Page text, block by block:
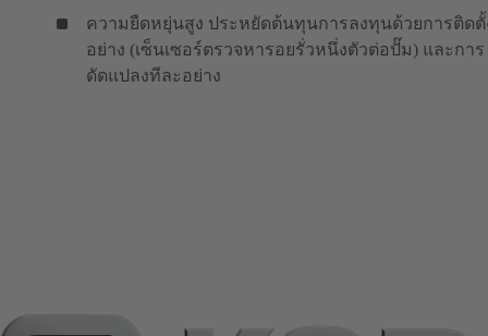
ความยืดหยุ่นสูง ประหยัดต้นทุนการลงทุนด้วยการติด
อย่าง (เซ็นเซอร์ตรวจหารอยรั่วหนึ่งตัวต่อปั๊ม) และการ
ดัดแปลงทีละอย่าง